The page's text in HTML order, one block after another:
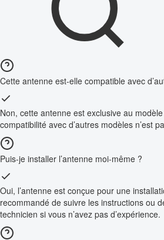
Cette antenne est-elle compatible avec
Non, cette antenne est exclusive au
compatibilité avec d’autres modèles n’est
Puis-je installer l’antenne moi-même ?
Oui, l’antenne est conçue pour une
recommandé de suivre les instructions ou
technicien si vous n’avez pas d’expérience.